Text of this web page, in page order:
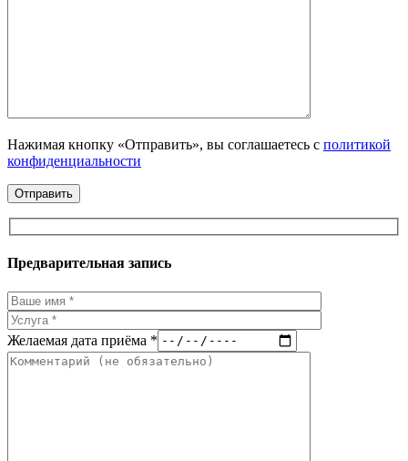
Нажимая кнопку «Отправить», вы соглашаетесь с политикой
конфиденциальности
Предварительная запись
Желаемая дата приёма *